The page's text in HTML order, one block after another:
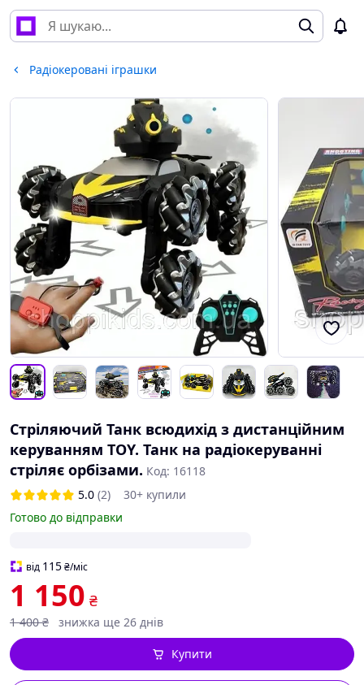
Радіокеровані іграшки
Стріляючий Танк всюдихід з дистанційним
керуванням TOY. Танк на радіокеруванні
стріляє орбізами. Код: 16118
5.0 (2)
30+ купили
Готово до відправки
від 115₴/міс
1 150 ₴
1 400 ₴ знижка ще 26 днів
Купити